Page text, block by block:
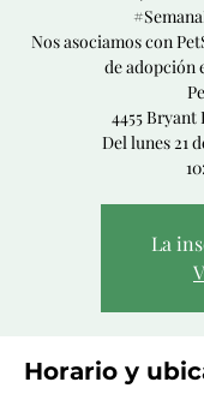
Nos asociamos con
de adopción
4455 Bryant
Del lunes 21
La
Horario y